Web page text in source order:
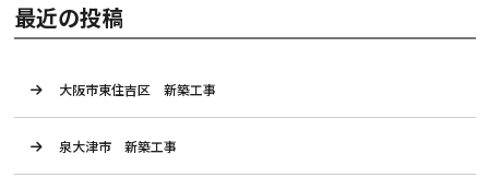
最近の投稿
大阪市東住吉区 新築工事
泉大津市 新築工事